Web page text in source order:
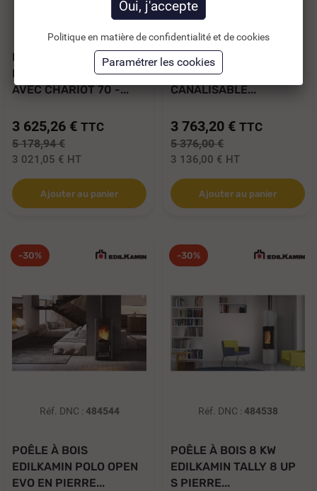
484542
POÊLE À BOIS
EDILKAMIN BENCH 54
AVEC CHARIOT 70 -...
3 625,26 € TTC
5 178,94 €
3 021,05 € HT
Ajouter au panier
Réf. DNC :
POÊLE À BOIS 8 KW
EDILKAMIN TALLY 8 UP
CANALISABLE...
3 763,20 € TTC
5 376,00 €
3 136,00 € HT
Ajouter au panier
-30%
Réf. DNC : 484544
POÊLE À BOIS
EDILKAMIN POLO OPEN
EVO EN PIERRE...
-30%
Réf. DNC : 484538
POÊLE À BOIS 8 KW
EDILKAMIN TALLY 8 UP
S PIERRE...
Politique en matière de confidentialité et de cookies